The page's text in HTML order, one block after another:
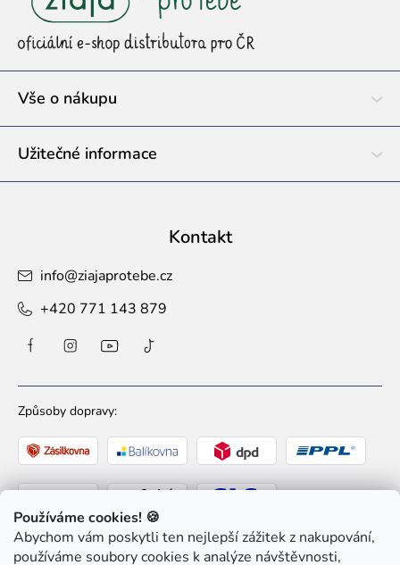
Používáme cookies! 🍪
Abychom vám poskytli ten nejlepší zážitek z nakupování,
používáme soubory cookies k analýze návštěvnosti,
t
Vše o nákupu
Užitečné informace
Kontakt
info@ziajaprotebe.cz
+420 771 143 879
Způsoby dopravy:
Způsoby platby: